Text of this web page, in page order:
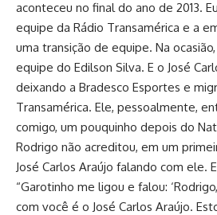
aconteceu no final do ano de 2013.
equipe da Rádio Transamérica e a
uma transição de equipe. Na
equipe do Edilson Silva. E o José
deixando a Bradesco Esportes e
Transamérica. Ele, pessoalmente,
comigo, um pouquinho depois do
Rodrigo não acreditou, em um
José Carlos Araújo falando com ele.
“Garotinho me ligou e falou:
com você é o José Carlos Araújo.